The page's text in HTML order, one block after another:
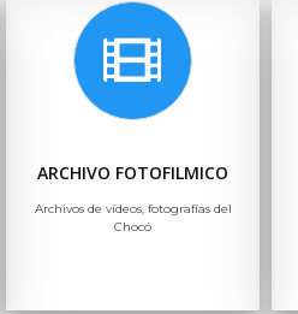
ARCHIVO FOTOFILMICO
Archivos de vídeos, fotografías del
Chocó